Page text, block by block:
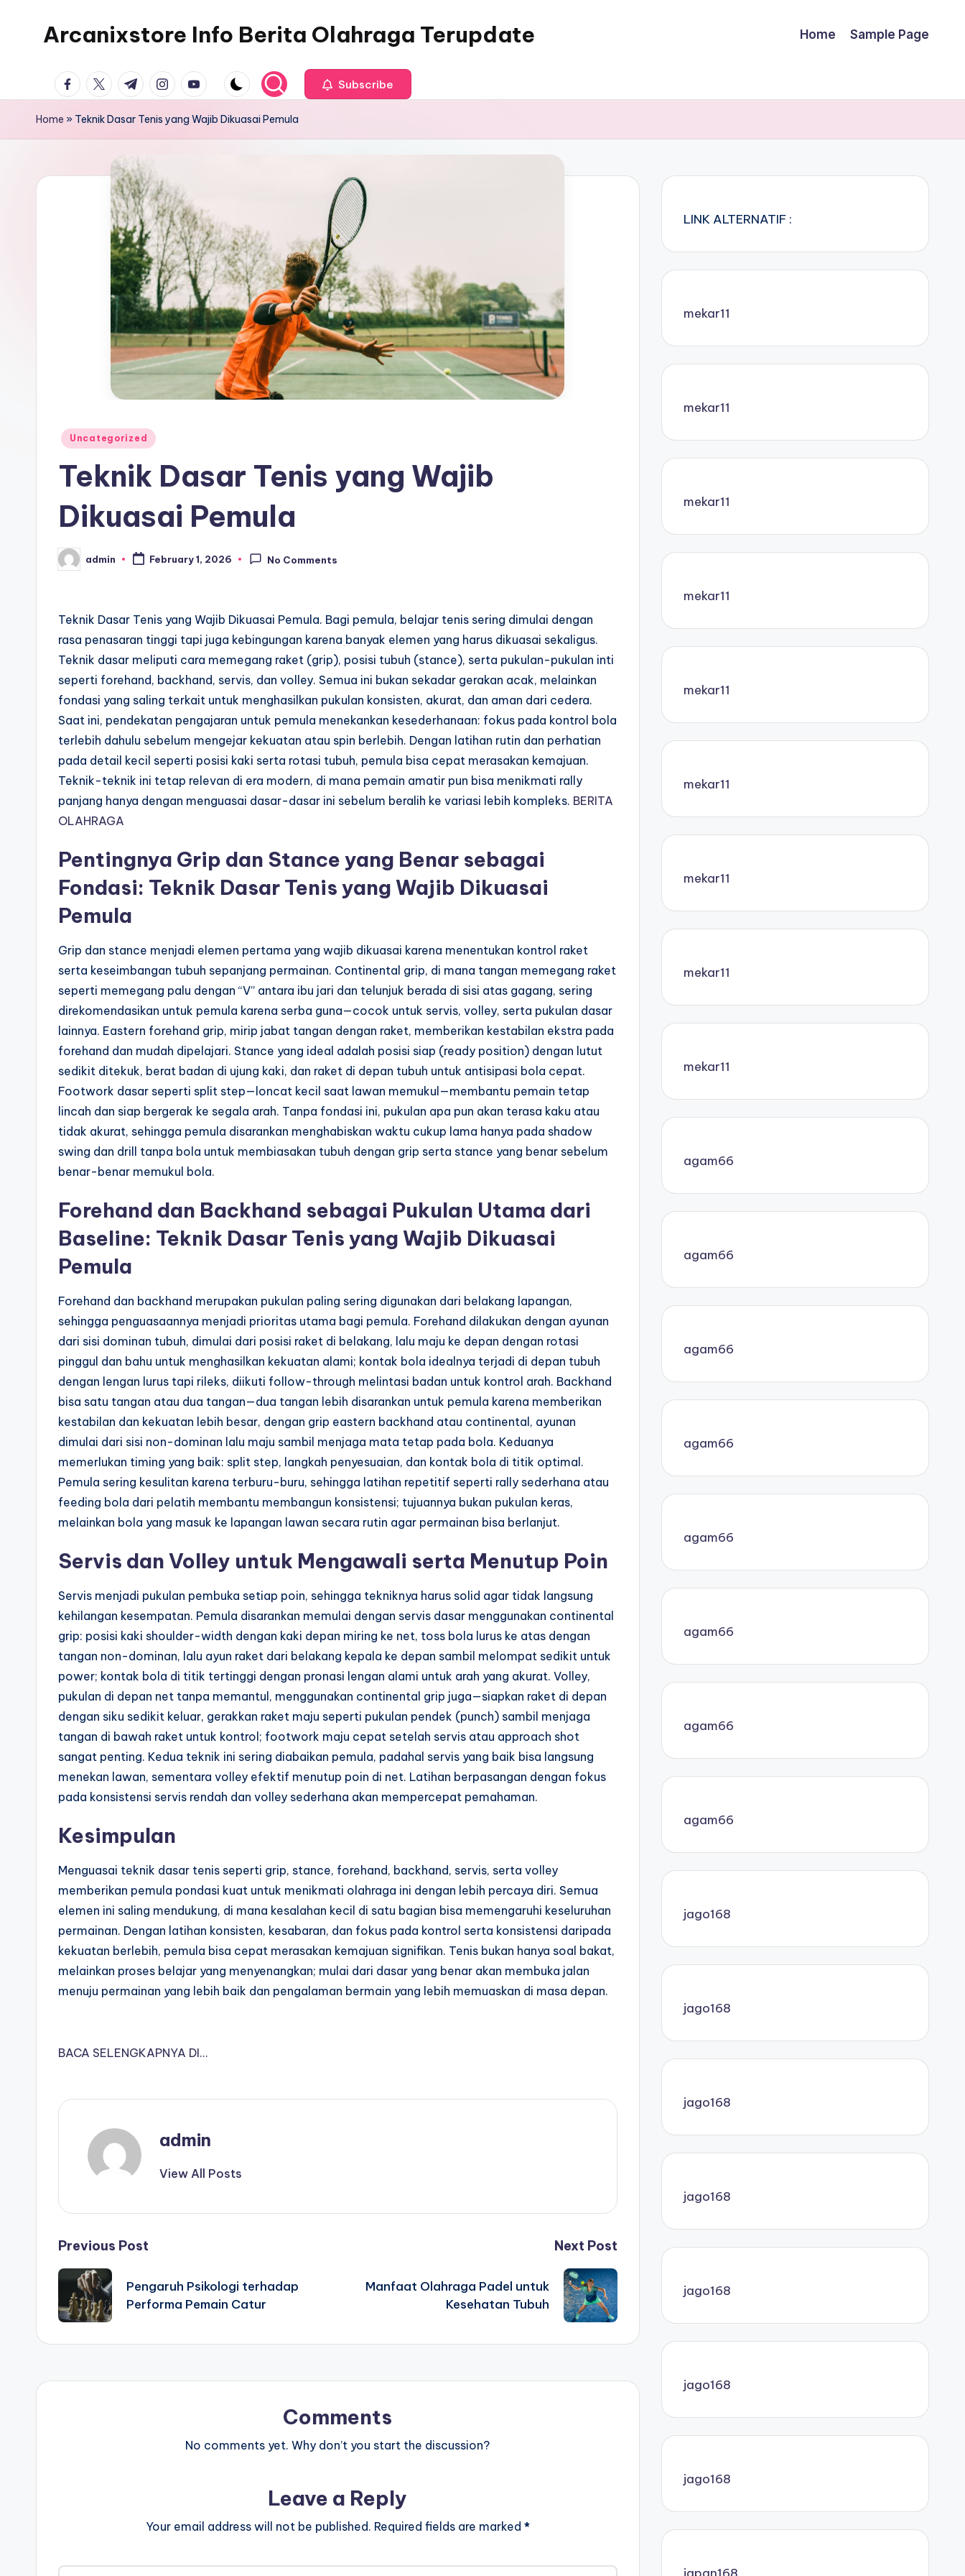
Arcanixstore Info Berita Olahraga Terupdate Home Sample Page
facebook.com
twitter.com
t.me instagram.com
youtube.com Subscribe
Home » Teknik Dasar Tenis yang Wajib Dikuasai Pemula
Posted
Uncategorized
Teknik Dasar Tenis yang Wajib
Dikuasai Pemula
Posted
by
admin February 1, 2026 No Comments
Teknik Dasar Tenis yang Wajib Dikuasai Pemula. Bagi pemula, belajar tenis sering dimulai dengan
rasa penasaran tinggi tapi juga kebingungan karena banyak elemen yang harus dikuasai sekaligus.
Teknik dasar meliputi cara memegang raket (grip), posisi tubuh (stance), serta pukulan-pukulan inti
seperti forehand, backhand, servis, dan volley. Semua ini bukan sekadar gerakan acak, melainkan
fondasi yang saling terkait untuk menghasilkan pukulan konsisten, akurat, dan aman dari cedera.
Saat ini, pendekatan pengajaran untuk pemula menekankan kesederhanaan: fokus pada kontrol bola
terlebih dahulu sebelum mengejar kekuatan atau spin berlebih. Dengan latihan rutin dan perhatian
pada detail kecil seperti posisi kaki serta rotasi tubuh, pemula bisa cepat merasakan kemajuan.
Teknik-teknik ini tetap relevan di era modern, di mana pemain amatir pun bisa menikmati rally
panjang hanya dengan menguasai dasar-dasar ini sebelum beralih ke variasi lebih kompleks. BERITA
OLAHRAGA
Pentingnya Grip dan Stance yang Benar sebagai
Fondasi: Teknik Dasar Tenis yang Wajib Dikuasai
Pemula
Grip dan stance menjadi elemen pertama yang wajib dikuasai karena menentukan kontrol raket
serta keseimbangan tubuh sepanjang permainan. Continental grip, di mana tangan memegang raket
seperti memegang palu dengan “V” antara ibu jari dan telunjuk berada di sisi atas gagang, sering
direkomendasikan untuk pemula karena serba guna—cocok untuk servis, volley, serta pukulan dasar
lainnya. Eastern forehand grip, mirip jabat tangan dengan raket, memberikan kestabilan ekstra pada
forehand dan mudah dipelajari. Stance yang ideal adalah posisi siap (ready position) dengan lutut
sedikit ditekuk, berat badan di ujung kaki, dan raket di depan tubuh untuk antisipasi bola cepat.
Footwork dasar seperti split step—loncat kecil saat lawan memukul—membantu pemain tetap
lincah dan siap bergerak ke segala arah. Tanpa fondasi ini, pukulan apa pun akan terasa kaku atau
tidak akurat, sehingga pemula disarankan menghabiskan waktu cukup lama hanya pada shadow
swing dan drill tanpa bola untuk membiasakan tubuh dengan grip serta stance yang benar sebelum
benar-benar memukul bola.
Forehand dan Backhand sebagai Pukulan Utama dari
Baseline: Teknik Dasar Tenis yang Wajib Dikuasai
Pemula
Forehand dan backhand merupakan pukulan paling sering digunakan dari belakang lapangan,
sehingga penguasaannya menjadi prioritas utama bagi pemula. Forehand dilakukan dengan ayunan
dari sisi dominan tubuh, dimulai dari posisi raket di belakang, lalu maju ke depan dengan rotasi
pinggul dan bahu untuk menghasilkan kekuatan alami; kontak bola idealnya terjadi di depan tubuh
dengan lengan lurus tapi rileks, diikuti follow-through melintasi badan untuk kontrol arah. Backhand
bisa satu tangan atau dua tangan—dua tangan lebih disarankan untuk pemula karena memberikan
kestabilan dan kekuatan lebih besar, dengan grip eastern backhand atau continental, ayunan
dimulai dari sisi non-dominan lalu maju sambil menjaga mata tetap pada bola. Keduanya
memerlukan timing yang baik: split step, langkah penyesuaian, dan kontak bola di titik optimal.
Pemula sering kesulitan karena terburu-buru, sehingga latihan repetitif seperti rally sederhana atau
feeding bola dari pelatih membantu membangun konsistensi; tujuannya bukan pukulan keras,
melainkan bola yang masuk ke lapangan lawan secara rutin agar permainan bisa berlanjut.
Servis dan Volley untuk Mengawali serta Menutup Poin
Servis menjadi pukulan pembuka setiap poin, sehingga tekniknya harus solid agar tidak langsung
kehilangan kesempatan. Pemula disarankan memulai dengan servis dasar menggunakan continental
grip: posisi kaki shoulder-width dengan kaki depan miring ke net, toss bola lurus ke atas dengan
tangan non-dominan, lalu ayun raket dari belakang kepala ke depan sambil melompat sedikit untuk
power; kontak bola di titik tertinggi dengan pronasi lengan alami untuk arah yang akurat. Volley,
pukulan di depan net tanpa memantul, menggunakan continental grip juga—siapkan raket di depan
dengan siku sedikit keluar, gerakkan raket maju seperti pukulan pendek (punch) sambil menjaga
tangan di bawah raket untuk kontrol; footwork maju cepat setelah servis atau approach shot
sangat penting. Kedua teknik ini sering diabaikan pemula, padahal servis yang baik bisa langsung
menekan lawan, sementara volley efektif menutup poin di net. Latihan berpasangan dengan fokus
pada konsistensi servis rendah dan volley sederhana akan mempercepat pemahaman.
Kesimpulan
Menguasai teknik dasar tenis seperti grip, stance, forehand, backhand, servis, serta volley
memberikan pemula pondasi kuat untuk menikmati olahraga ini dengan lebih percaya diri. Semua
elemen ini saling mendukung, di mana kesalahan kecil di satu bagian bisa memengaruhi keseluruhan
permainan. Dengan latihan konsisten, kesabaran, dan fokus pada kontrol serta konsistensi daripada
kekuatan berlebih, pemula bisa cepat merasakan kemajuan signifikan. Tenis bukan hanya soal bakat,
melainkan proses belajar yang menyenangkan; mulai dari dasar yang benar akan membuka jalan
menuju permainan yang lebih baik dan pengalaman bermain yang lebih memuaskan di masa depan.
BACA SELENGKAPNYA DI…
admin
View All Posts
Post
navigation
Previous Post
Pengaruh Psikologi terhadap
Performa Pemain Catur
Next Post
Manfaat Olahraga Padel untuk
Kesehatan Tubuh
Comments
No comments yet. Why don’t you start the discussion?
Leave a Reply
Your email address will not be published. Required fields are marked *
LINK ALTERNATIF :
mekar11
mekar11
mekar11
mekar11
mekar11
mekar11
mekar11
mekar11
mekar11
agam66
agam66
agam66
agam66
agam66
agam66
agam66
agam66
jago168
jago168
jago168
jago168
jago168
jago168
jago168